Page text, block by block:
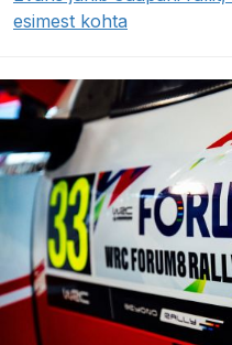
esimest kohta